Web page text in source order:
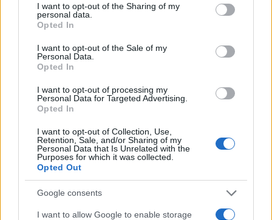
not limited to your visit or usage behaviour. You may click to
grant or deny consent to Google and its third-party tags to
use your data for below specified purposes in below Google
consent section.
I want to opt-out of the Sharing of my
personal data.
Opted In
I want to opt-out of the Sale of my
Personal Data.
Opted In
I want to opt-out of processing my
Personal Data for Targeted Advertising.
Opted In
I want to opt-out of Collection, Use,
Retention, Sale, and/or Sharing of my
Personal Data that Is Unrelated with the
Purposes for which it was collected.
Opted Out
Google consents
I want to allow Google to enable storage
mehanizmov, orodij, kjer bi to lahko naredili. Tisto, kar
lahko naredimo, je spodbujanje nekih dobrih odnosov,
dobrih mentorstev, skrb za specializante," je pojasnila.
Po njenih besedah se mora država zavedati, da je treba
tukaj delati na dolgi rok. "Izobraževanje zdravnika traja
več kot 10 let, tudi 15, zato bomo rezultate skrbnega
načrtovanja dobili šele čez leta. In tukaj ne sme biti
sprememb, ki so odvisne od dnevne politike,"
poudarilaBeovićeva.
Lavre pa je izrazil tudi pričakovanje, da bodo " združeno